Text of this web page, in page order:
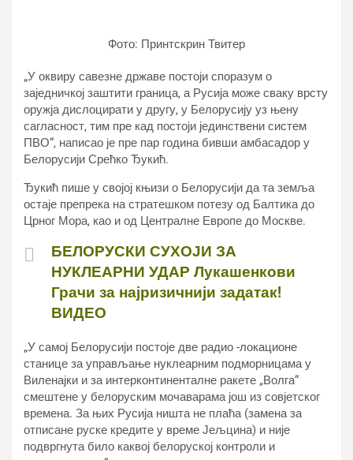
Фото: Принтскрин Твитер
„У оквиру савезне државе постоји споразум о
заједничкој заштити граница, а Русија може сваку врсту
оружја дислоцирати у другу, у Белорусију уз њену
сагласност, тим пре кад постоји јединствени систем
ПВО“, написао је пре пар година бивши амбасадор у
Белорусији Срећко Ђукић.
Ђукић пише у својој књизи о Белорусији да та земља
остаје препрека на стратешком потезу од Балтика до
Црног Мора, као и од Централне Европе до Москве.
БЕЛОРУСКИ СУХОЈИ ЗА
НУКЛЕАРНИ УДАР Лукашенкови
Грачи за најризичнији задатак!
ВИДЕО
„У самој Белорусији постоје две радио -локационе
станице за управљање нуклеарним подморницама у
Виленајки и за интерконтиненталне ракете „Волга“
смештене у белоруским мочаварама још из совјетског
времена. За њих Русија ништа не плаћа (замена за
отписане руске кредите у време Јељцина) и није
подвргнута било каквој белоруској контроли и